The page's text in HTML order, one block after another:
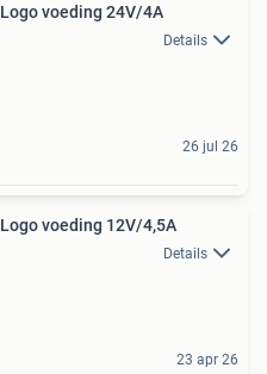
voeding 24V/4A
Details
26 jul 26
voeding 12V/4,5A
Details
23 apr 26